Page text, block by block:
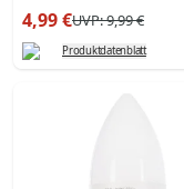
4,99 €UVP:9,99 €
Produktdatenblatt